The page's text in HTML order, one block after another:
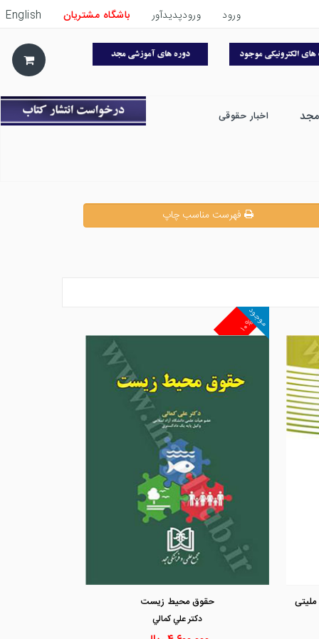
ورود ورودپدیدآور باشگاه مشتریان English
اخبار حقوقی
فهرست مناسب چاپ
۱۰%
موجود
حقوق محیط زیست
دكتر علي كمالي